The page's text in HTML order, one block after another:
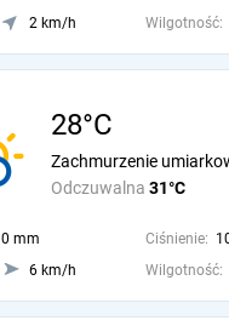
2 km/h Wilgotność:
28°C
Odczuwalna 31°C
Zachmurzenie
0 mm Ciśnienie:
6 km/h Wilgotność: